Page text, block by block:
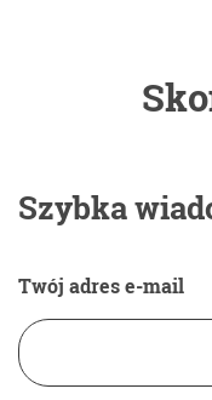
Szybka
Twój adres e-mail